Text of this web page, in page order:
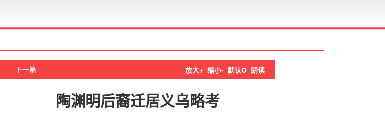
下一篇 放大+ 缩小- 默认o 朗读
陶渊明后裔迁居义乌略考